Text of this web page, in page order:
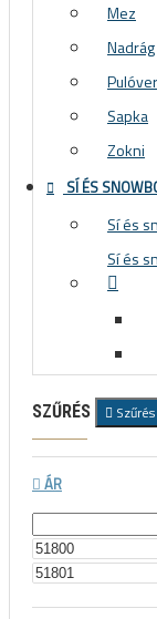
Mez
Nadrág
Pulóver
Sapka
Zokni
SÍ ÉS
Sí és
Sí és
SZŰRÉS
ÁR